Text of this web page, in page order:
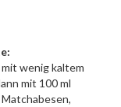
wenig kaltem
mit 100 ml